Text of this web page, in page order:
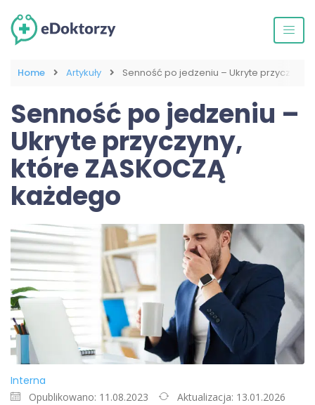
Home Artykuły Senność po jedzeniu – Ukryte przyczyny,
Senność po jedzeniu –
Ukryte przyczyny,
które ZASKOCZĄ
każdego
Interna
Opublikowano: 11.08.2023 Aktualizacja: 13.01.2026